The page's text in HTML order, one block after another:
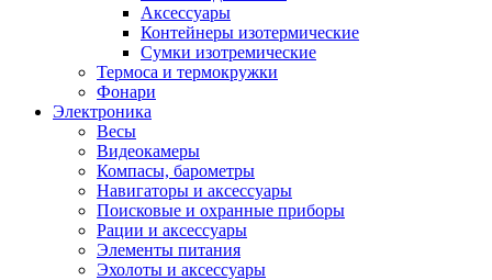
Аксессуары
Контейнеры изотермические
Сумки изотремические
Термоса и термокружки
Фонари
Электроника
Весы
Видеокамеры
Компасы, барометры
Навигаторы и аксессуары
Поисковые и охранные приборы
Рации и аксессуары
Элементы питания
Эхолоты и аксессуары